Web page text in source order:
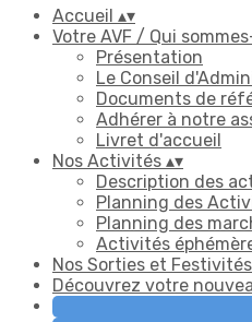
Accueil ▴▾
Votre AVF / Qui
Présentation
Le Conseil
Documents de
Adhérer à notre
Livret d'accueil
Nos Activités ▴▾
Description des
Planning des
Planning des
Activités
Nos Sorties et Festivités
Découvrez votre